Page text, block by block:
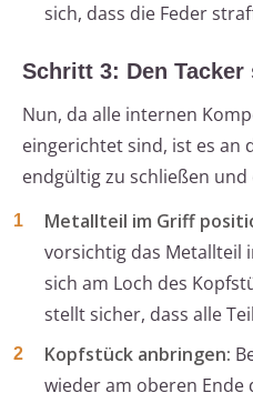
sich, dass die Feder
Schritt 3: Den Tacker
Nun, da alle internen
eingerichtet sind, ist es an
endgültig zu schließen
Metallteil im Griff
vorsichtig das Metallteil
sich am Loch des
stellt sicher, dass alle
Kopfstück anbringen:
wieder am oberen Ende